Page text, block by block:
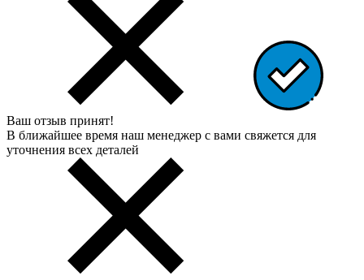
Ваш отзыв принят!
В ближайшее время наш менеджер с вами свяжется для
уточнения всех деталей